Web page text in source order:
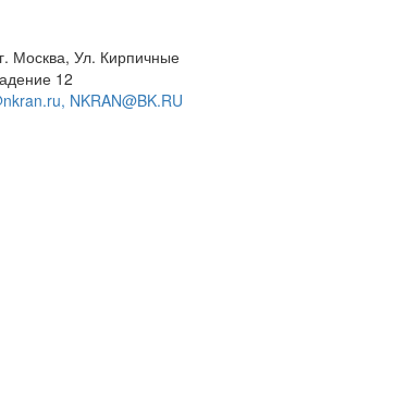
Москва, Ул. Кирпичные
12
NKRAN@BK.RU